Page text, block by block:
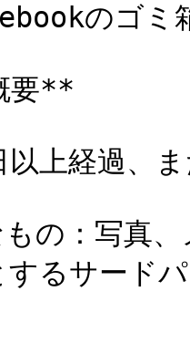
のゴミ
要**
上経過、ま
の：写真、
るサード